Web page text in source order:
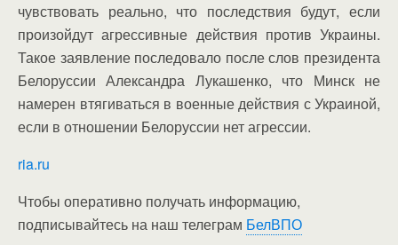
чувствовать реально, что последствия будут, если
произойдут агрессивные действия против Украины.
Такое заявление последовало после слов президента
Белоруссии Александра Лукашенко, что Минск не
намерен втягиваться в военные действия с Украиной,
если в отношении Белоруссии нет агрессии.
ria.ru
Чтобы оперативно получать информацию,
подписывайтесь на наш телеграм БелВПО